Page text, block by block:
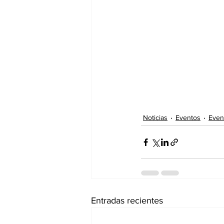
Noticias Eventos
Entradas recientes